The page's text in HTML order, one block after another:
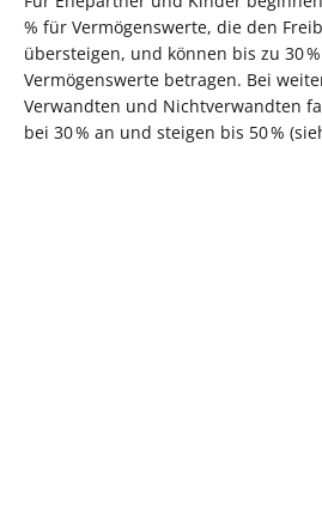
% für Vermögenswerte, die den
übersteigen, und können bis zu 30
Vermögenswerte betragen. Bei
Verwandten und Nichtverwandten
bei 30 % an und steigen bis 50 %